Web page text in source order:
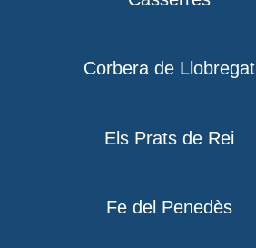
Corbera de Llobregat
Els Prats de Rei
Fe del Penedès